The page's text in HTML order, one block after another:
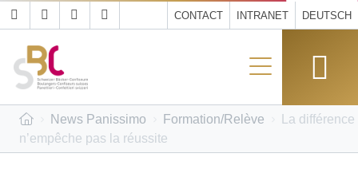
CONTACT INTRANET DEUTSCH
News Panissimo Formation/Relève
La différence
n’empêche pas la réussite